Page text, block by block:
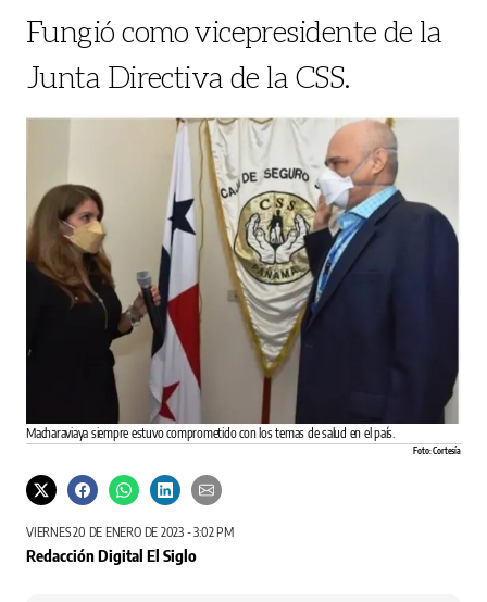
Fungió como vicepresidente de la
Junta Directiva de la CSS.
Macharaviaya siempre estuvo comprometido con los temas de salud en el país.
Foto: Cortesía
VIERNES 20 DE ENERO DE 2023 - 3:02 PM
Redacción Digital El Siglo